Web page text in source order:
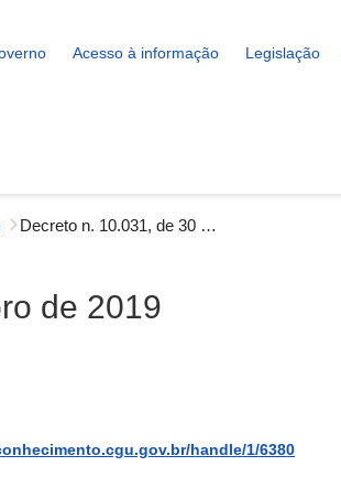
Acesso à informação Legislação
Decreto n. 10.031, de 30 de setembro de 2019
de 2019
handle/1/6380